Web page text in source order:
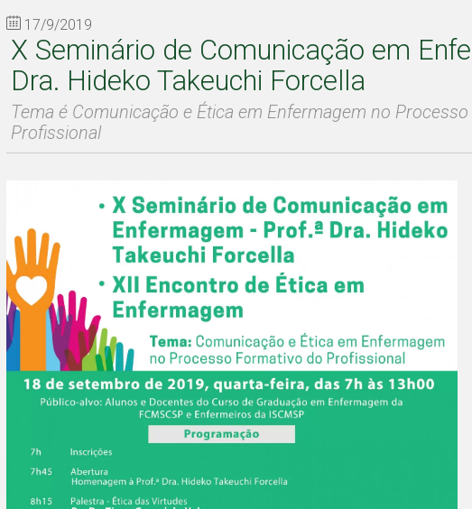
17/9/2019
X Seminário de Comunicação em
Dra. Hideko Takeuchi Forcella
Tema é Comunicação e Ética em Enfermagem no
Profissional